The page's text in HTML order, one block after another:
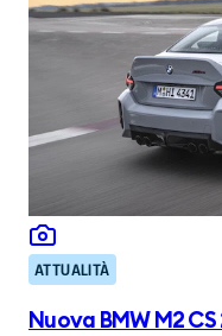
ATTUALITÀ
Nuova BMW M2